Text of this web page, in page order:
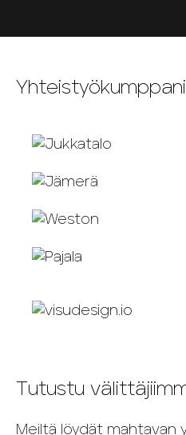
Tutustu
Meiltä löydät mahtavan